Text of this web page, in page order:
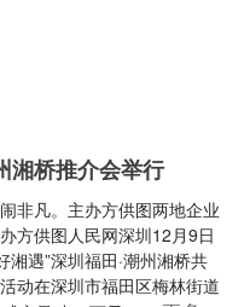
湘桥推介会举行
非凡。主办方供图两地企业
方供图人民网深圳12月9日
遇”深圳福田·潮州湘桥共
动在深圳市福田区梅林街道